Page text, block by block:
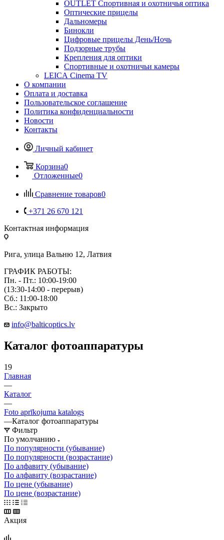
OUTLET Спортивная и охотничья оптика
Оптические прицелы
Дальномеры
Бинокли
Цифровые прицелы День/Ночь
Подзорные трубы
Крепления для оптики
Спортивные и охотничьи камеры
LEICA Cinema TV
О компании
Оплата и доставка
Пользовательское соглашение
Политика конфиденциальности
Новости
Контакты
Личный кабинет
Корзина0
Отложенные0
Сравнение товаров0
+371 26 670 121
Контактная информация
Рига, улица Вальню 12, Латвия
ГРАФИК РАБОТЫ:
Пн. - Пт.: 10:00-19:00
(13:30-14:00 - перерыв)
Сб.: 11:00-18:00
Вс.: Закрыто
info@balticoptics.lv
Каталог фотоаппаратуры
19
Главная
—
Каталог
—
Foto aprīkojuma katalogs
—Каталог фотоаппаратуры
Фильтр
По умолчанию
По популярности (убывание)
По популярности (возрастание)
По алфавиту (убывание)
По алфавиту (возрастание)
По цене (убывание)
По цене (возрастание)
Акция